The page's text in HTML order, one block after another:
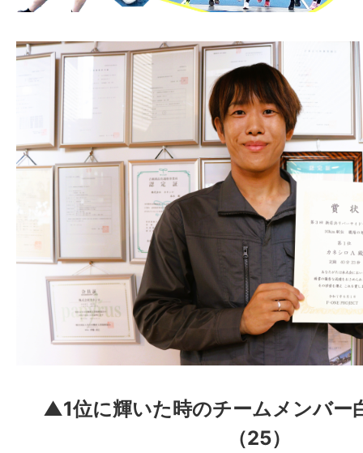
▲1位に輝いた時のチームメンバー
（25）